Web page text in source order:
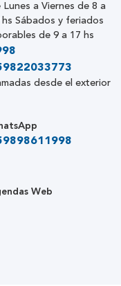
Lunes a Viernes de 8 a
hs Sábados y feriados
de 9 a 17 hs
desde el exterior
Web